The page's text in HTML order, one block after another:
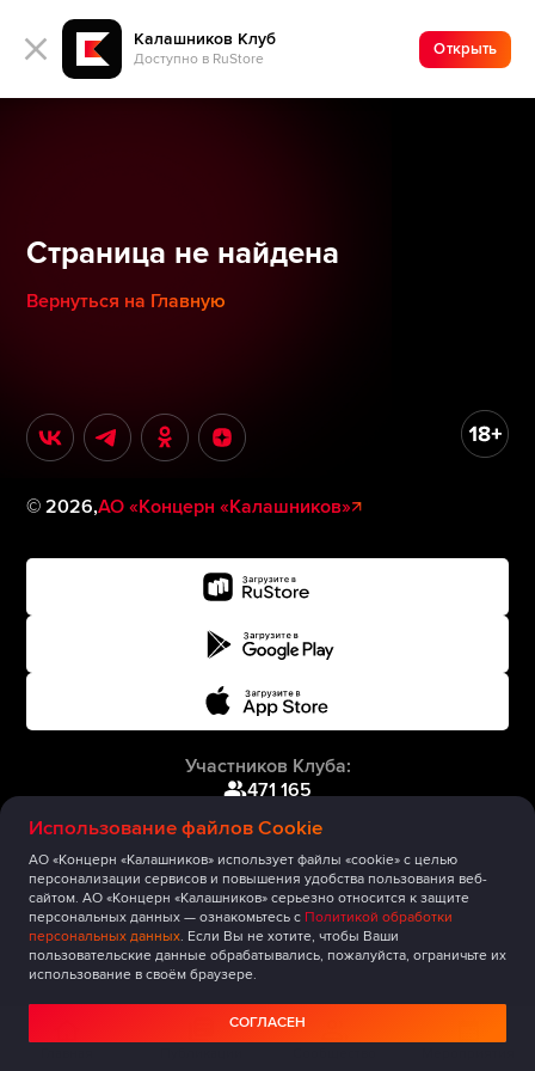
Калашников Клуб
Доступно в RuStore
Открыть
Использование файлов Cookie
АО «Концерн «Калашников» использует файлы «cookie» с целью
персонализации сервисов и повышения удобства пользования веб-
сайтом. АО «Концерн «Калашников» серьезно относится к защите
персональных данных — ознакомьтесь с Политикой обработки
персональных данных. Если Вы не хотите, чтобы Ваши
пользовательские данные обрабатывались, пожалуйста, ограничьте их
использование в своём браузере.
СОГЛАСЕН
Страница не найдена
Вернуться на Главную
©2026,АО «Концерн «Калашников»
Участников Клуба:
471 165